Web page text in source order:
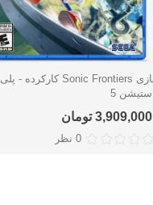
دوست داشتن بازی Sonic Frontiers کارکرده - پلی
استیشن 5
3,909,000 تومان
0 نظر